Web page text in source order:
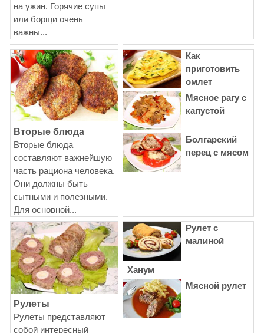
на ужин. Горячие супы
или борщи очень
важны...
Вторые блюда
Вторые блюда
составляют важнейшую
часть рациона человека.
Они должны быть
сытными и полезными.
Для основной...
Как
приготовить
омлет
Мясное рагу с
капустой
Болгарский
перец с мясом
Рулеты
Рулеты представляют
собой интересный
Рулет с
малиной
Ханум
Мясной рулет